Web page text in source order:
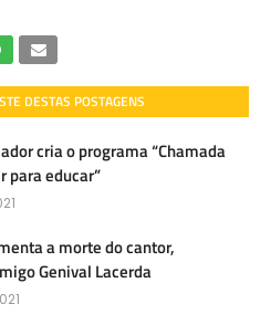
DESTAS POSTAGENS
cria o programa “Chamada
para educar”
a morte do cantor,
Genival Lacerda